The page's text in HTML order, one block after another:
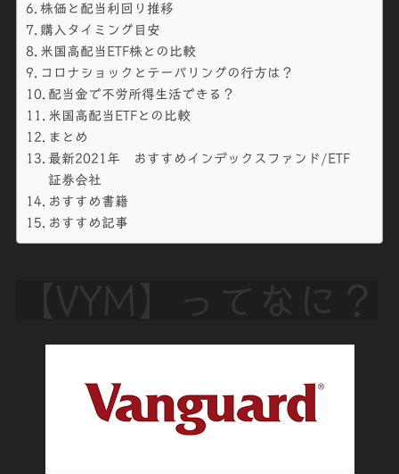
株価と配当利回り推移
購入タイミング目安
米国高配当ETF株との比較
コロナショックとテーパリングの行方は？
配当金で不労所得生活できる？
米国高配当ETFとの比較
まとめ
最新2021年 おすすめインデックスファンド/ETF
証券会社
おすすめ書籍
おすすめ記事